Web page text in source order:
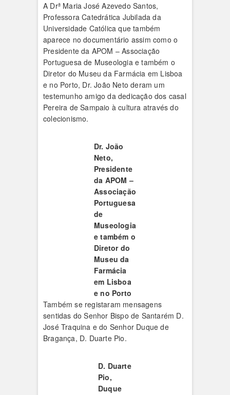
A Drª Maria José Azevedo Santos,
Professora Catedrática Jubilada da
Universidade Católica que também
aparece no documentário assim como o
Presidente da APOM – Associação
Portuguesa de Museologia e também o
Diretor do Museu da Farmácia em Lisboa
e no Porto, Dr. João Neto deram um
testemunho amigo da dedicação dos casal
Pereira de Sampaio à cultura através do
colecionismo.
Dr. João
Neto,
Presidente
da APOM –
Associação
Portuguesa
de
Museologia
e também o
Diretor do
Museu da
Farmácia
em Lisboa
e no Porto
Também se registaram mensagens
sentidas do Senhor Bispo de Santarém D.
José Traquina e do Senhor Duque de
Bragança, D. Duarte Pio.
D. Duarte
Pio,
Duque